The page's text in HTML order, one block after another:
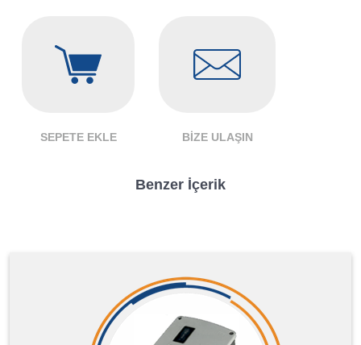
SEPETE EKLE BIZE ULAŞIN
Benzer İçerik